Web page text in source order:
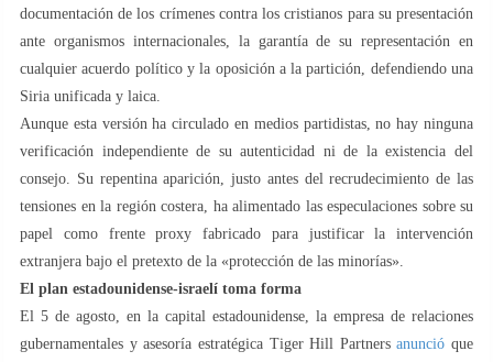
documentación de los crímenes contra los cristianos para su presentación
ante organismos internacionales, la garantía de su representación en
cualquier acuerdo político y la oposición a la partición, defendiendo una
Siria unificada y laica.
Aunque esta versión ha circulado en medios partidistas, no hay ninguna
verificación independiente de su autenticidad ni de la existencia del
consejo. Su repentina aparición, justo antes del recrudecimiento de las
tensiones en la región costera, ha alimentado las especulaciones sobre su
papel como frente proxy fabricado para justificar la intervención
extranjera bajo el pretexto de la «protección de las minorías».
El plan estadounidense-israelí toma forma
El 5 de agosto, en la capital estadounidense, la empresa de relaciones
gubernamentales y asesoría estratégica Tiger Hill Partnersanunció que